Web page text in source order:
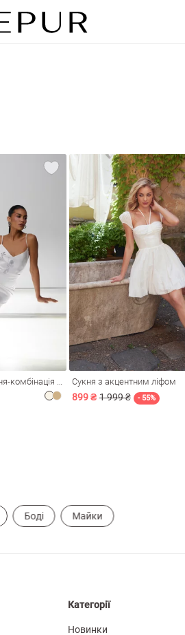
Сукня з акцентним ліфом
899 ₴ 1 999 ₴ - 55%
Боді Майки
Категорії
Новинки